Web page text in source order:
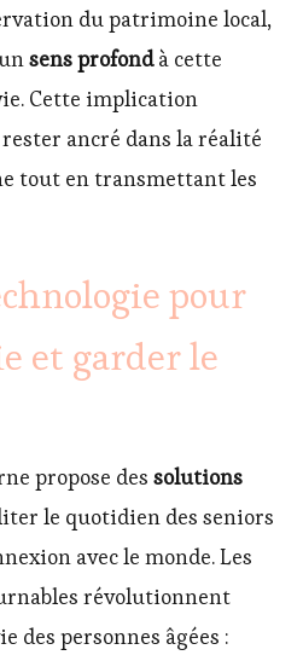
du patrimoine local,
sens profondà cette
Cette implication
ancré dans la réalité
tout en transmettant les
pour
et garder le
propose des solutions
le quotidien des seniors
avec le monde. Les
révolutionnent
des personnes âgées :